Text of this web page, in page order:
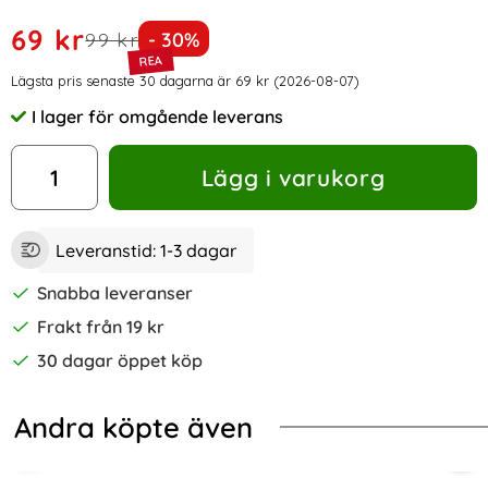
Handla denna produkt Huawei P Smart Fodral I Äkta Läder
rea pris
69 krtidigare pris
99 kr Priset är nedsatt med
- 30%
Prishistorik
Lägsta pris senaste 30 dagarna är 69 kr (2026-08-07)
Tillgänglighet:
I lager för omgående leverans
antal
Lägg i varukorg
Leveranstid: 1-3 dagar
Snabba leveranser
Frakt från 19 kr
30 dagar öppet köp
Andra köpte även